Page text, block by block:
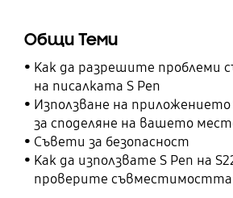
Общи Теми
Как да разрешите проблеми
на писалката S Pen
Използване на приложението
за споделяне на вашето
вашите приятели, дете,
контакти
Съвети за безопасност
Как да използвате S Pen на
проверите